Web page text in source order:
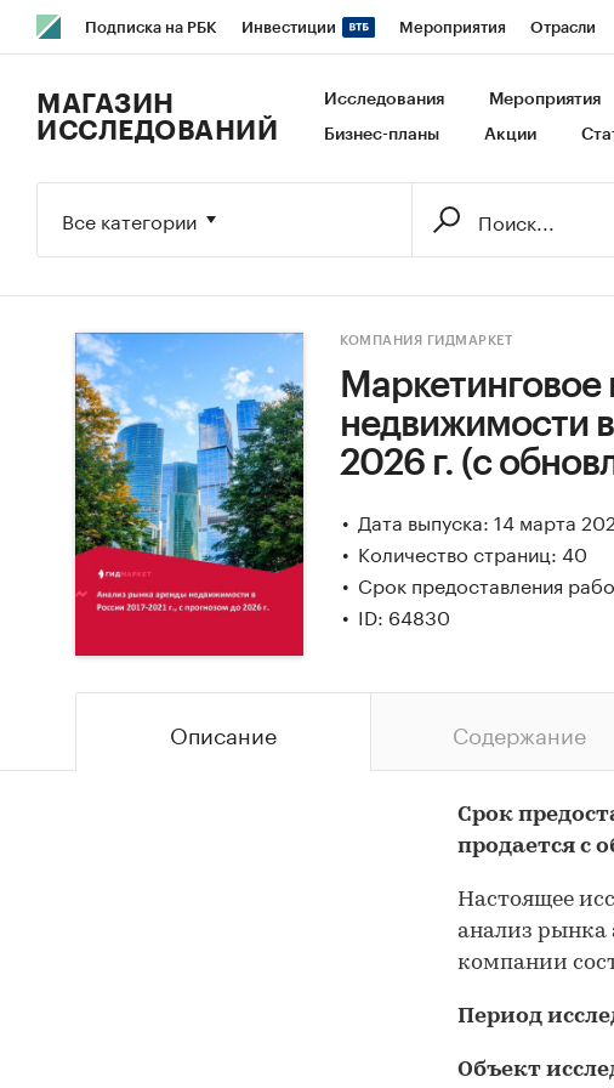
Подписка на РБК Инвестиции Мероприятия Отрасли
Исследования Кредитные рейтинги Франшизы Газета
МАГАЗИН
ИССЛЕДОВАНИЙ
Исследования Мероприятия
Бизнес-планы Акции
Все категории
КОМПАНИЯ ГИДМАРКЕТ
недвижимости в
2026 г. (с
Дата выпуска: 14 марта
Количество страниц: 40
Срок предоставления
ID: 64830
Описание Содержание
Срок
продается с
Настоящее
анализ
компании
Период
Объект